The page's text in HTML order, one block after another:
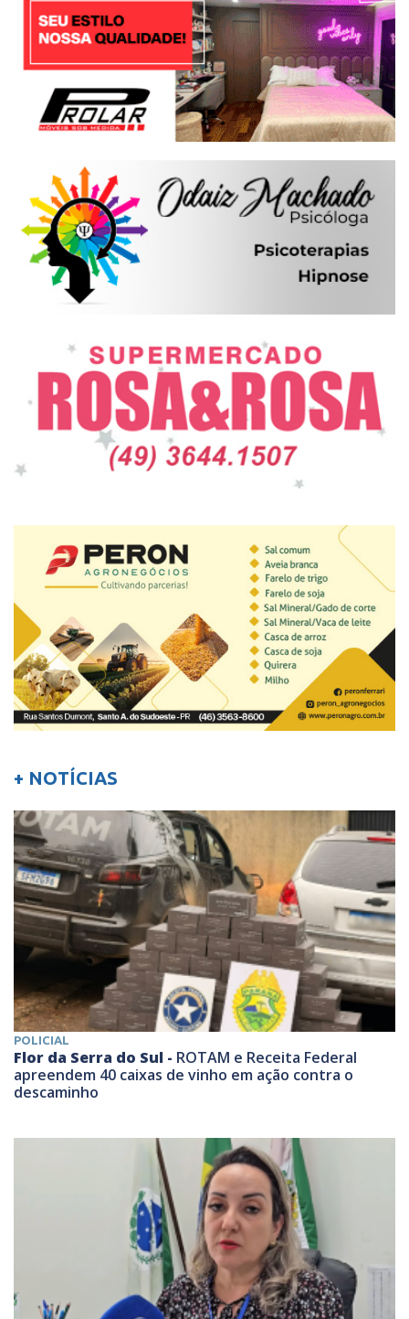
+ NOTÍCIAS
POLICIAL
Flor da Serra do Sul - ROTAM e Receita Federal
apreendem 40 caixas de vinho em ação contra o
descaminho